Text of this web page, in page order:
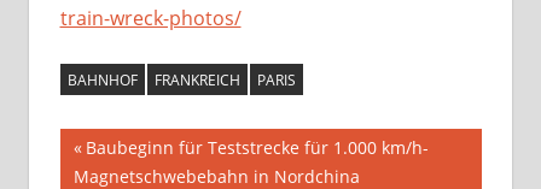
train-wreck-photos/
BAHNHOF FRANKREICH PARIS
Beitragsnavigation
Vorheriger
Beitrag:
Baubeginn für Teststrecke für 1.000 km/h-
Magnetschwebebahn in Nordchina